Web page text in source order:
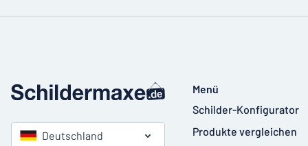
Deutschland
Menü
Schilder-Konfigurator
Produkte vergleichen